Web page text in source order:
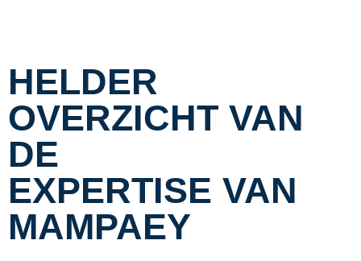
HELDER
OVERZICHT VAN
DE
EXPERTISE VAN
MAMPAEY